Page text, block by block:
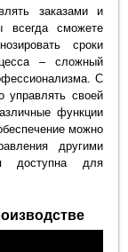
заказами и
всегда сможете
сроки
– сложный
С
своей
функции
можно
другими
доступна для